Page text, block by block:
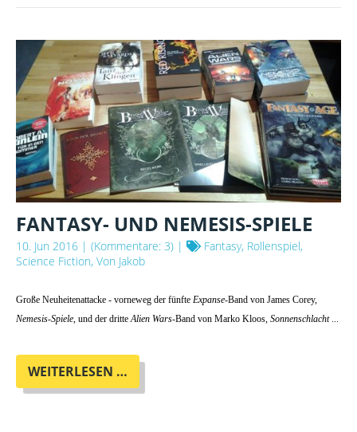
FANTASY- UND NEMESIS-SPIELE
10. Jun 2016 | (Kommentare: 3) |
Fantasy, Rollenspiel,
Science Fiction, Von Jakob
Große Neuheitenattacke - vorneweg der fünfte Expanse-Band von James Corey,
Nemesis-Spiele, und der dritteAlien Wars-Band von Marko Kloos, Sonnenschlacht...
WEITERLESEN …
UND